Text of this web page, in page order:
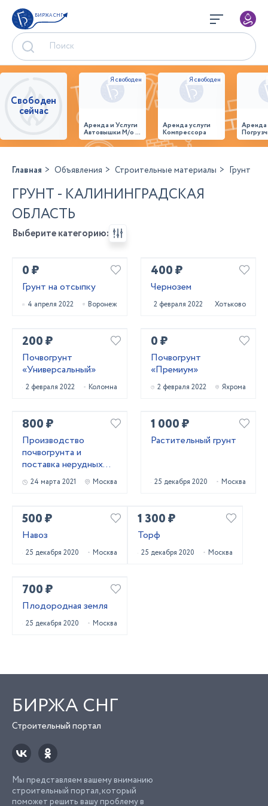
БИРЖА СНГ
Свободен
сейчас
Аренда и Услуги
Автовышки М/о г.
Домодедово
26,28,32 место
Аренда услуги
Компрессора
Главная Объявления Строительные материалы Грунт
ГРУНТ - КАЛИНИНГРАДСКАЯ
ОБЛАСТЬ
Выберите категорию:
0 ₽
Грунт на отсыпку
4 апреля 2022 Воронеж
400 ₽
Чернозем
2 февраля 2022 Хотьково
200 ₽
Почвогрунт
«Универсальный»
2 февраля 2022 Коломна
0 ₽
Почвогрунт
«Премиум»
2 февраля 2022 Яхрома
800 ₽
Производство
почвогрунта и
поставка нерудных
материалов
24 марта 2021 Москва
1 000 ₽
Растительный грунт
25 декабря 2020 Москва
500 ₽
Навоз
25 декабря 2020 Москва
1 300 ₽
Торф
25 декабря 2020 Москва
700 ₽
Плодородная земля
25 декабря 2020 Москва
БИРЖА СНГ
Строительный портал
Мы представляем вашему вниманию
строительный портал, который
поможет решить вашу проблему в